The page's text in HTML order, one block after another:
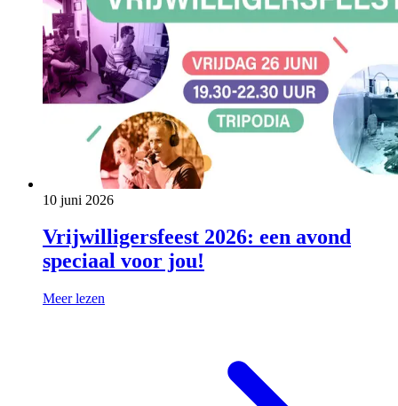
10 juni 2026
Vrijwilligersfeest 2026: een avond
speciaal voor jou!
Meer lezen